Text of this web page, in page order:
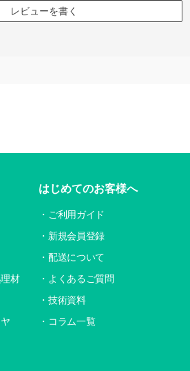
レビューを書く
材
はじめてのお客様へ
ご利用ガイド
新規会員登録
配送について
よくあるご質問
技術資料
コラム一覧